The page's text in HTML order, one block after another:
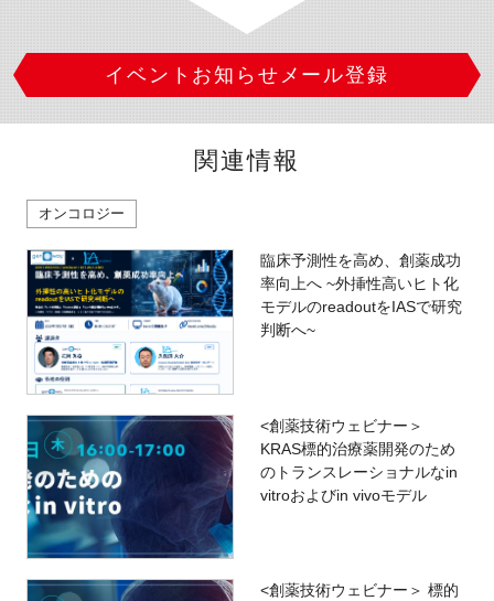
イベントお知らせメール登録
関連情報
オンコロジー
臨床予測性を高め、創薬成功
率向上へ ~外挿性高いヒト化
モデルのreadoutをIASで研究
判断へ~
<創薬技術ウェビナー＞
KRAS標的治療薬開発のため
のトランスレーショナルなin
vitroおよびin vivoモデル
<創薬技術ウェビナー＞ 標的